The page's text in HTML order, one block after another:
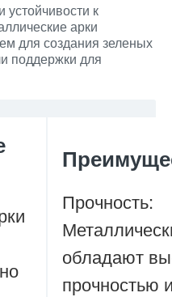
устойчивости к
арки
для создания зеленых
поддержки для
Прочность:
обладают
прочностью